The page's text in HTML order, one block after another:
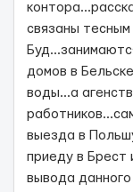
связаны
домов в
воды...а
выезда в
приеду в Брест
вывода